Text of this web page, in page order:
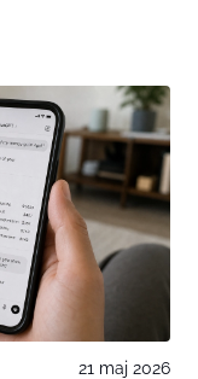
21 maj 2026